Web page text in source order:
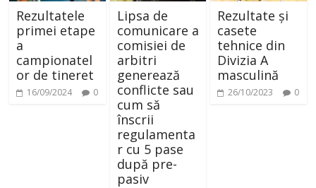
d
e
o
Rezultatele
primei etape
a
campionatel
or de tineret
16/09/2024 0
Lipsa de
comunicare a
comisiei de
arbitri
generează
conflicte sau
cum să
înscrii
regulamenta
r cu 5 pase
după pre-
pasiv
Rezultate și
casete
tehnice din
Divizia A
masculină
26/10/2023 0